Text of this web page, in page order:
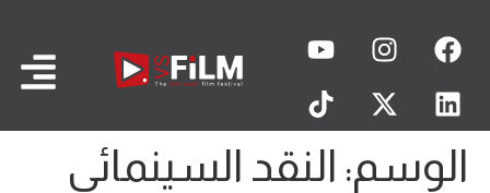
الوسم: النقد السينمائي